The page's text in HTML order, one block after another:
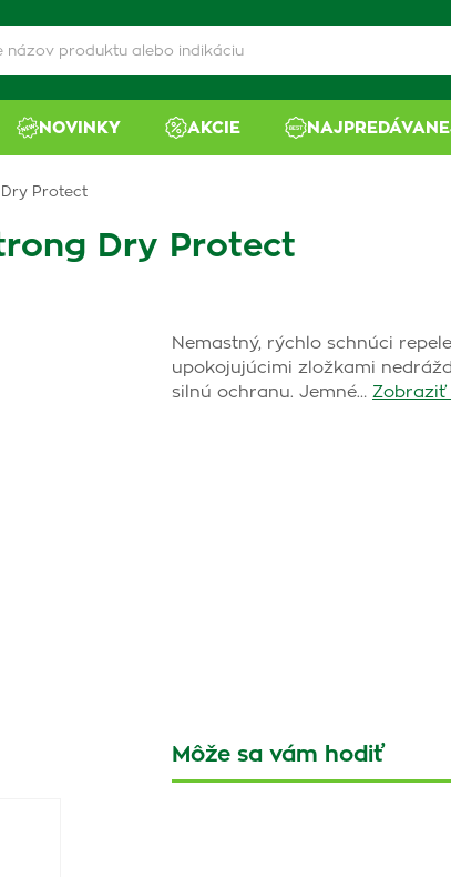
NOVINKY AKCIE
Dry Protect
Dry Protect
Nemastný, rýchlo schnúci
upokojujúcimi zložkami
silnú ochranu. Jemné… Zobraziť
Môže sa vám hodiť